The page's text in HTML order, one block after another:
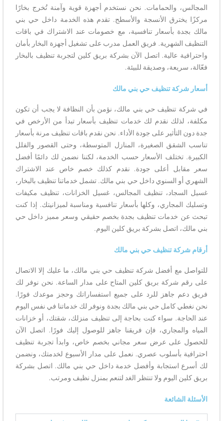
المجالس، والحمامات. نحن نستخدم أجهزة قوية وآمنة تُخرج بخارًا
مركزًا يخترق الأنسجة والأسطح. تقدم هذه الخدمة داخل حي بني
مالك بجدة بأسعار تنافسية، مع خصومات عند الاشتراك في باقات
التنظيف الشهرية. فريق العمل مدرب على تشغيل أجهزة البخار بأمان
واحترافية عالية. اتصل الآن بشركة بريق كلين لتجربة تنظيف بالبخار
فعّالة، سريعة، وصديقة للبيئة.
أسعار شركة تنظيف حي بني مالك
في شركة تنظيف حي بني مالك، نؤمن بأن النظافة لا يجب أن تكون
مكلفة، لذلك نقدم لك خدمات تنظيف بأسعار تبدأ من الأرخص في
جدة دون التأثير على جودة الأداء. نحن نقدم باقات تنظيف مرنة بأسعار
تناسب الشقق الصغيرة، المنازل المتوسطة، وحتى القصور والفلل
الكبيرة. تختلف الأسعار حسب الخدمة، لكننا نضمن لك دائمًا أفضل
سعر مقابل أعلى جودة. نقدم كذلك خصم خاص عند الاشتراك
الشهري أو السنوي داخل حي بني مالك. تشمل خدماتنا تنظيف بالبخار،
غسيل السجاد، تنظيف المجالس، غسيل الخزانات، تنظيف مكيفات
وتسليك المجاري، وكلها بأسعار تنافسية ومناسبة لميزانيتك. إذا كنت
تبحث عن خدمات تنظيف بجدة بخصم حقيقي وسعر مميز داخل حي
بني مالك، اتصل بشركة بريق كلين اليوم.
أرقام شركة تنظيف حي بني مالك
للتواصل مع أفضل شركة تنظيف حي بني مالك، ما عليك إلا الاتصال
على رقم شركة بريق كلين المتاح على مدار الساعة. نحن نوفر لك
فريق دعم جاهز للرد على جميع استفساراتك وحجز موعدك فورًا.
نحن نغطي كامل حي بني مالك بجدة ونوفر لك خدماتنا في نفس اليوم
عند الحاجة. سواء كنت بحاجة إلى تنظيف منزلك، شقتك، أو خزانات
المياه والمجاري، فإن فريقنا جاهز للوصول إليك فورًا. اتصل الآن
للحصول على عرض سعر مجاني بخصم خاص، وابدأ تجربة تنظيف
احترافية بأسلوب عصري. نعمل على مدار الأسبوع لخدمتك، ونضمن
لك أسرع استجابة وأفضل خدمة داخل حي بني مالك. اتصل بشركة
بريق كلين اليوم ولا تنتظر الغد لتنعم بمنزل نظيف ومرتب.
الأسئلة الشائعة